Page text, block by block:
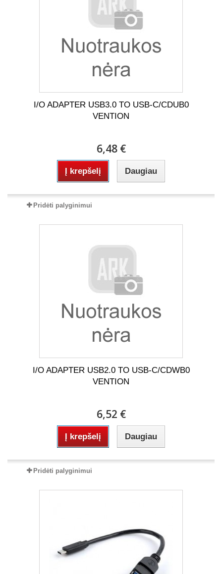
I/O ADAPTER USB3.0 TO USB-C/CDUB0
VENTION
6,48 €
Į krepšelį Daugiau
Pridėti palyginimui
I/O ADAPTER USB2.0 TO USB-C/CDWB0
VENTION
6,52 €
Į krepšelį Daugiau
Pridėti palyginimui